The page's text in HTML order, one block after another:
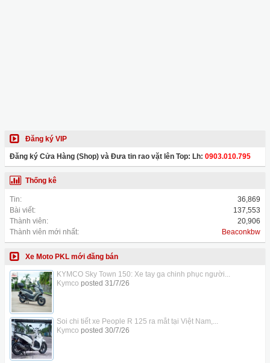
Đăng ký VIP
Đăng ký Cửa Hàng (Shop) và Đưa tin rao vặt lên Top: Lh: 0903.010.795
Thống kê
Tin:
36,869
Bài viết:
137,553
Thành viên:
20,906
Thành viên mới nhất:
Beaconkbw
Xe Moto PKL mới đăng bán
KYMCO Sky Town 150: Xe tay ga chinh phục người...
Kymco posted 31/7/26
Soi chi tiết xe People R 125 ra mắt tại Việt Nam,...
Kymco posted 30/7/26